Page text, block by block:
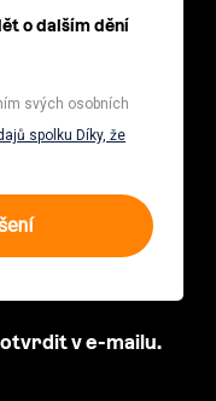
o dalším dění
svých osobních
spolku Díky, že
v e-mailu.